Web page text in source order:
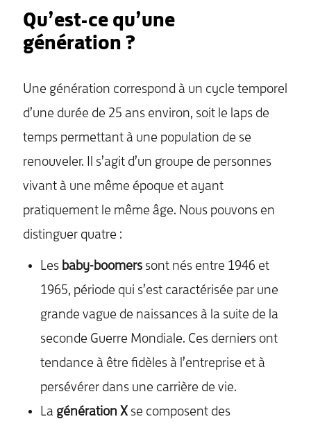
Qu’est-ce qu’une
génération ?
Une génération correspond à un cycle temporel
d’une durée de 25 ans environ, soit le laps de
temps permettant à une population de se
renouveler. Il s’agit d’un groupe de personnes
vivant à une même époque et ayant
pratiquement le même âge. Nous pouvons en
distinguer quatre :
Les baby-boomerssont nés entre 1946 et
1965, période qui s’est caractérisée par une
grande vague de naissances à la suite de la
seconde Guerre Mondiale. Ces derniers ont
tendance à être fidèles à l’entreprise et à
persévérer dans une carrière de vie.
La génération Xse composent des